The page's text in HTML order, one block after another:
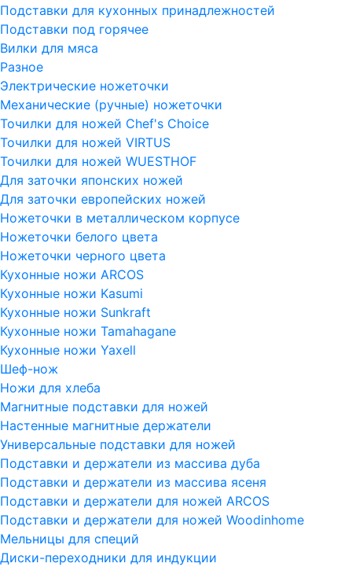
Подставки для кухонных принадлежностей
Подставки под горячее
Вилки для мяса
Разное
Электрические ножеточки
Механические (ручные) ножеточки
Точилки для ножей Chef's Choice
Точилки для ножей VIRTUS
Точилки для ножей WUESTHOF
Для заточки японских ножей
Для заточки европейских ножей
Ножеточки в металлическом корпусе
Ножеточки белого цвета
Ножеточки черного цвета
Кухонные ножи ARCOS
Кухонные ножи Kasumi
Кухонные ножи Sunkraft
Кухонные ножи Tamahagane
Кухонные ножи Yaxell
Шеф-нож
Ножи для хлеба
Магнитные подставки для ножей
Настенные магнитные держатели
Универсальные подставки для ножей
Подставки и держатели из массива дуба
Подставки и держатели из массива ясеня
Подставки и держатели для ножей ARCOS
Подставки и держатели для ножей Woodinhome
Мельницы для специй
Диски-переходники для индукции